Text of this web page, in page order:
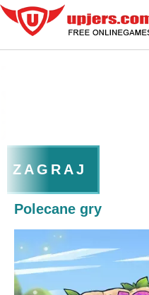
ZAGRAJ
Polecane gry